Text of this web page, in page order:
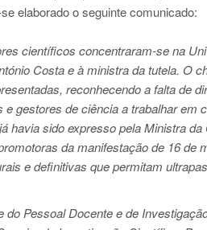
elaborado o seguinte comunicado:
científicos concentraram-se na
Costa e à ministra da tutela. O
reconhecendo a falta de
gestores de ciência a trabalhar em
havia sido expresso pela Ministra da
da manifestação de 16 de
e definitivas que permitam
Pessoal Docente e de